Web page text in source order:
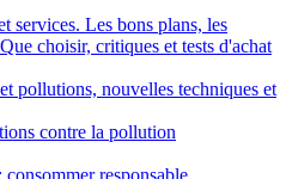
services. Les bons plans, les
choisir, critiques et tests d'achat
pollutions, nouvelles techniques et
contre la pollution